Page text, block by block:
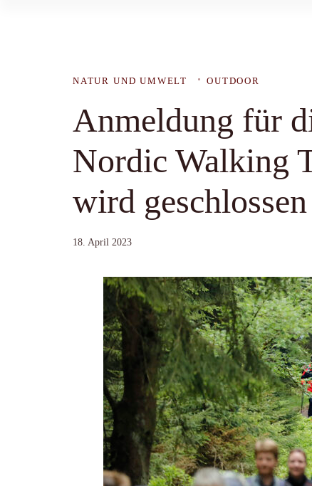
NATUR UND UMWELT OUTDOOR
Anmeldung für
Nordic Walking
wird geschlossen
18. April 2023